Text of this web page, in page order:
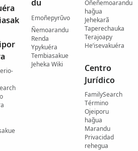
du
Emoñepyrũvo
Ñemoarandu
Renda
Ypykuéra
Tembiasakue
Jeheka Wiki
Oñeñemoarandu
hag̃ua
Jehekarã
Taperechauka
Terajoapy
He’isevakuéra
Centro
Jurídico
FamilySearch
Término
Ojeiporu
hag̃ua
Marandu
Privacidad
rehegua